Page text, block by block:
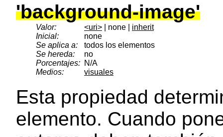
'background-image'
Valor: <uri> | none | inherit
Inicial:
none
Se aplica a:
todos los elementos
Se hereda:
no
Porcentajes: N/A
Medios:
visuales
Esta propiedad
elemento. Cuando